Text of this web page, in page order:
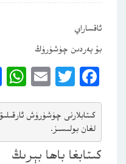
ئاقساراي
بۇ يەردىن چۈشۈرۈڭ
Facebook
Twitter
كىتابلارنى چۈشۈرۈش
لغان بولىسىز.
كىتابغا باھا بېرىڭ